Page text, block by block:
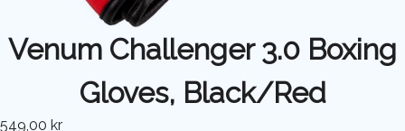
Venum Challenger 3.0 Boxing
Gloves, Black/Red
549,00 kr